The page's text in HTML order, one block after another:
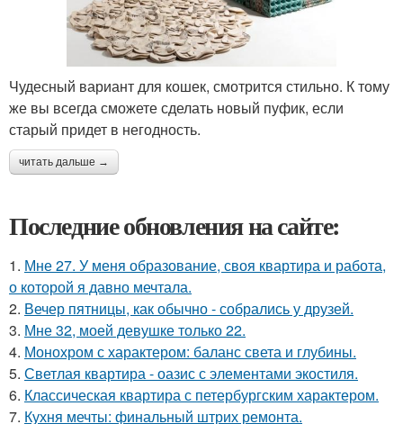
Чудесный вариант для кошек, смотрится стильно. К тому
же вы всегда сможете сделать новый пуфик, если
старый придет в негодность.
читать дальше →
Последние обновления на сайте:
1. Мне 27. У меня образование, своя квартира и работа,
о которой я давно мечтала.
2. Вечер пятницы, как обычно - собрались у друзей.
3. Мне 32, моей девушке только 22.
4. Монохром с характером: баланс света и глубины.
5. Светлая квартира - оазис с элементами экостиля.
6. Классическая квартира с петербургским характером.
7. Кухня мечты: финальный штрих ремонта.